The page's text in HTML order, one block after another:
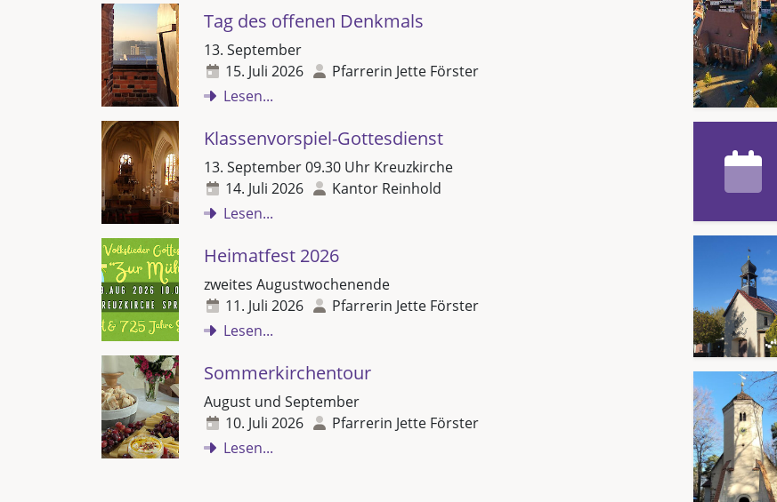
Tag des offenen Denkmals
13. September
15. Juli 2026
Pfarrerin Jette Förster
Lesen...
Klassenvorspiel-Gottesdienst
13. September 09.30 Uhr Kreuzkirche
14. Juli 2026
Kantor Reinhold
Lesen...
Heimatfest 2026
zweites Augustwochenende
11. Juli 2026
Pfarrerin Jette Förster
Lesen...
Sommerkirchentour
August und September
10. Juli 2026
Pfarrerin Jette Förster
Lesen...